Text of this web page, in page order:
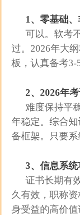
1、零基础
可以。软考
过。2026年大
板，认真备考3-
2、2026年
难度保持平
年稳定。综合
备框架。只要
3、信息系
证书长期有
久有效，职称
身受益的高价值